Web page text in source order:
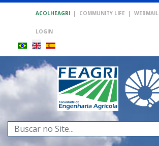
ACOLHEAGRI | COMMUNITY LIFE | WEBMAIL
LOGIN
Search
...